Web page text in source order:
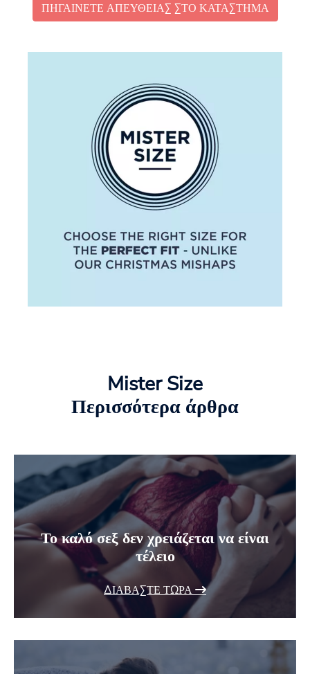
ΠΗΓΑΊΝΕΤΕ ΑΠΕΥΘΕΊΑΣ ΣΤΟ ΚΑΤΆΣΤΗΜΑ
Mister Size
Περισσότερα άρθρα
Το καλό σεξ δεν χρειάζεται να είναι
τέλειο
ΔΙΑΒΆΣΤΕ ΤΏΡΑ